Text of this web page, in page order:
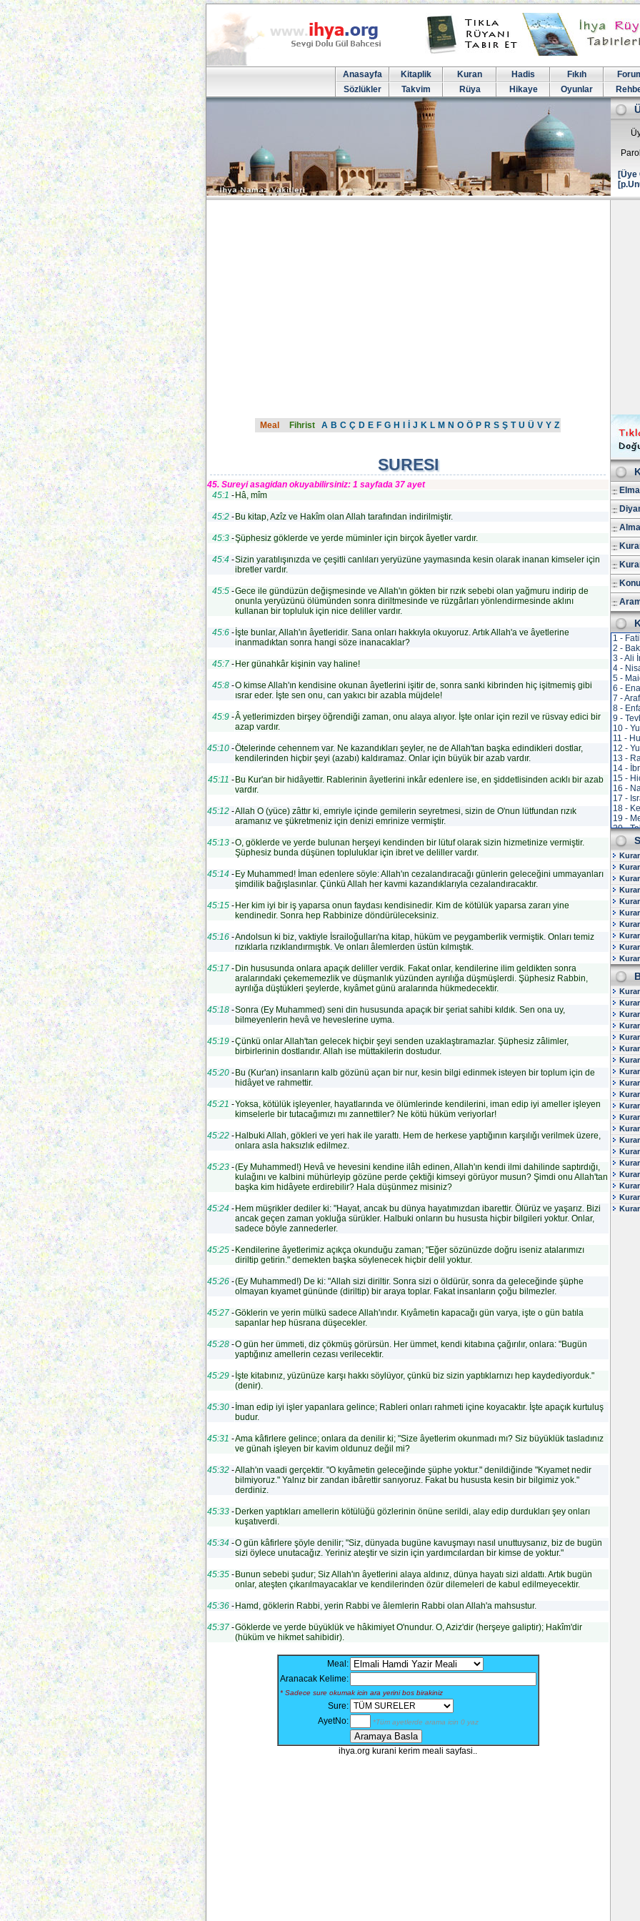
Anasayfa Kitaplik Kuran Hadis Fıkıh
Sözlükler
Takvim Rüya Hikaye Oyunlar
[Üye
Meal Fihrist A B C Ç D E F G H J K L M N O Ö P R S Ş T U Ü V Y Z
SURESI
45. Sureyi asagidan okuyabilirsiniz: 1 sayfada 37 ayet
45:1 - Hâ, mîm
45:2 - Bu kitap, Azîz ve Hakîm olan Allah tarafından indirilmiştir.
45:3 -Şüphesiz göklerde ve yerde müminler için birçok âyetler vardır.
45:4 -Sizin yaratılışınızda ve çeşitli canlıları yeryüzüne yaymasında kesin olarak inanan kimseler için
ibretler vardır.
45:5 -Gece ile gündüzün değişmesinde ve Allah'ın gökten bir rızık sebebi olan yağmuru indirip de
onunla yeryüzünü ölümünden sonra diriltmesinde ve rüzgârları yönlendirmesinde aklını
kullanan bir topluluk için nice deliller vardır.
45:6 - İşte bunlar, Allah'ın âyetleridir. Sana onları hakkıyla okuyoruz. Artık Allah'a ve âyetlerine
inanmadıktan sonra hangi söze inanacaklar?
45:7 - Her günahkâr kişinin vay haline!
45:8 -O kimse Allah'ın kendisine okunan âyetlerini işitir de, sonra sanki kibrinden hiç işitmemiş gibi
ısrar eder. İşte sen onu, can yakıcı bir azabla müjdele!
45:9 -Â yetlerimizden birşey öğrendiği zaman, onu alaya alıyor. İşte onlar için rezil ve rüsvay edici bir
azap vardır.
45:10 -Ötelerinde cehennem var. Ne kazandıkları şeyler, ne de Allah'tan başka edindikleri dostlar,
kendilerinden hiçbir şeyi (azabı) kaldıramaz. Onlar için büyük bir azab vardır.
45:11 - Bu Kur'an bir hidâyettir. Rablerinin âyetlerini inkâr edenlere ise, en şiddetlisinden acıklı bir azab
vardır.
45:12 -Allah O (yüce) zâttır ki, emriyle içinde gemilerin seyretmesi, sizin de O'nun lütfundan rızık
aramanız ve şükretmeniz için denizi emrinize vermiştir.
45:13 -O, göklerde ve yerde bulunan herşeyi kendinden bir lütuf olarak sizin hizmetinize vermiştir.
Şüphesiz bunda düşünen topluluklar için ibret ve deliller vardır.
45:14 - Ey Muhammed! İman edenlere söyle: Allah'ın cezalandıracağı günlerin geleceğini ummayanları
şimdilik bağışlasınlar. Çünkü Allah her kavmi kazandıklarıyla cezalandıracaktır.
45:15 - Her kim iyi bir iş yaparsa onun faydası kendisinedir. Kim de kötülük yaparsa zararı yine
kendinedir. Sonra hep Rabbinize döndürüleceksiniz.
45:16 -Andolsun ki biz, vaktiyle İsrailoğulları'na kitap, hüküm ve peygamberlik vermiştik. Onları temiz
rızıklarla rızıklandırmıştık. Ve onları âlemlerden üstün kılmıştık.
45:17 - Din hususunda onlara apaçık deliller verdik. Fakat onlar, kendilerine ilim geldikten sonra
aralarındaki çekememezlik ve düşmanlık yüzünden ayrılığa düşmüşlerdi. Şüphesiz Rabbin,
ayrılığa düştükleri şeylerde, kıyâmet günü aralarında hükmedecektir.
45:18 -Sonra (Ey Muhammed) seni din hususunda apaçık bir şeriat sahibi kıldık. Sen ona uy,
bilmeyenlerin hevâ ve heveslerine uyma.
45:19 -Çünkü onlar Allah'tan gelecek hiçbir şeyi senden uzaklaştıramazlar. Şüphesiz zâlimler,
birbirlerinin dostlarıdır. Allah ise müttakilerin dostudur.
45:20 - Bu (Kur'an) insanların kalb gözünü açan bir nur, kesin bilgi edinmek isteyen bir toplum için de
hidâyet ve rahmettir.
45:21 -Yoksa, kötülük işleyenler, hayatlarında ve ölümlerinde kendilerini, iman edip iyi ameller işleyen
kimselerle bir tutacağımızı mı zannettiler? Ne kötü hüküm veriyorlar!
45:22 - Halbuki Allah, gökleri ve yeri hak ile yarattı. Hem de herkese yaptığının karşılığı verilmek üzere,
onlara asla haksızlık edilmez.
45:23 -(Ey Muhammed!) Hevâ ve hevesini kendine ilâh edinen, Allah'ın kendi ilmi dahilinde saptırdığı,
kulağını ve kalbini mühürleyip gözüne perde çektiği kimseyi görüyor musun? Şimdi onu Allah'tan
başka kim hidâyete erdirebilir? Hala düşünmez misiniz?
45:24 - Hem müşrikler dediler ki: "Hayat, ancak bu dünya hayatımızdan ibarettir. Ölürüz ve yaşarız. Bizi
ancak geçen zaman yokluğa sürükler. Halbuki onların bu hususta hiçbir bilgileri yoktur. Onlar,
sadece böyle zannederler.
45:25 - Kendilerine âyetlerimiz açıkça okunduğu zaman; "Eğer sözünüzde doğru iseniz atalarımızı
diriltip getirin." demekten başka söylenecek hiçbir delil yoktur.
45:26 -(Ey Muhammed!) De ki: "Allah sizi diriltir. Sonra sizi o öldürür, sonra da geleceğinde şüphe
olmayan kıyamet gününde (diriltip) bir araya toplar. Fakat insanların çoğu bilmezler.
45:27 -Göklerin ve yerin mülkü sadece Allah'ındır. Kıyâmetin kapacağı gün varya, işte o gün batıla
sapanlar hep hüsrana düşecekler.
45:28 -O gün her ümmeti, diz çökmüş görürsün. Her ümmet, kendi kitabına çağırılır, onlara: "Bugün
yaptığınız amellerin cezası verilecektir.
45:29 - İşte kitabınız, yüzünüze karşı hakkı söylüyor, çünkü biz sizin yaptıklarnızı hep kaydediyorduk."
(denir).
45:30 - İman edip iyi işler yapanlara gelince; Rableri onları rahmeti içine koyacaktır. İşte apaçık kurtuluş
budur.
45:31 -Ama kâfirlere gelince; onlara da denilir ki; "Size âyetlerim okunmadı mı? Siz büyüklük tasladınız
ve günah işleyen bir kavim oldunuz değil mi?
45:32 -Allah'ın vaadi gerçektir. "O kıyâmetin geleceğinde şüphe yoktur." denildiğinde "Kıyamet nedir
bilmiyoruz." Yalnız bir zandan ibârettir sanıyoruz. Fakat bu hususta kesin bir bilgimiz yok."
derdiniz.
45:33 - Derken yaptıkları amellerin kötülüğü gözlerinin önüne serildi, alay edip durdukları şey onları
kuşatıverdi.
45:34 -O gün kâfirlere şöyle denilir; "Siz, dünyada bugüne kavuşmayı nasıl unuttuysanız, biz de bugün
sizi öylece unutacağız. Yeriniz ateştir ve sizin için yardımcılardan bir kimse de yoktur."
45:35 - Bunun sebebi şudur; Siz Allah'ın âyetlerini alaya aldınız, dünya hayatı sizi aldattı. Artık bugün
onlar, ateşten çıkarılmayacaklar ve kendilerinden özür dilemeleri de kabul edilmeyecektir.
45:36 - Hamd, göklerin Rabbi, yerin Rabbi ve âlemlerin Rabbi olan Allah'a mahsustur.
45:37 -Göklerde ve yerde büyüklük ve hâkimiyet O'nundur. O, Aziz'dir (herşeye galiptir); Hakîm'dir
(hüküm ve hikmet sahibidir).
Meal:
Aranacak Kelime:
* Sadece sure okumak icin ara yerini bos birakiniz
Sure:
AyetNo:
*Tüm ayetlerde arama icin 0 yaz
ihya.org kurani kerim meali sayfasi..
1 -
2 -
3 - Ali
4 -
5 -
6 -
7 -
8 -
9 -
10 -
11 -
12 -
13 -
14 -
15 -
16 -
17 -
18 -
19 -
20 -
21 -
22 -
23 -
24 -
25 -
26 -
27 -
28 -
29 -
30 -
31 -
32 -
33 -
34 -
35 -
36 -
37 -
38 -
39 -
40 -
41 -
42 -
43 -
44 -
45 -
46 -
47 -
48 -
49 -
50 -
51 -
52 -
53 -
54 -
55 -
56 -
57 -
58 -